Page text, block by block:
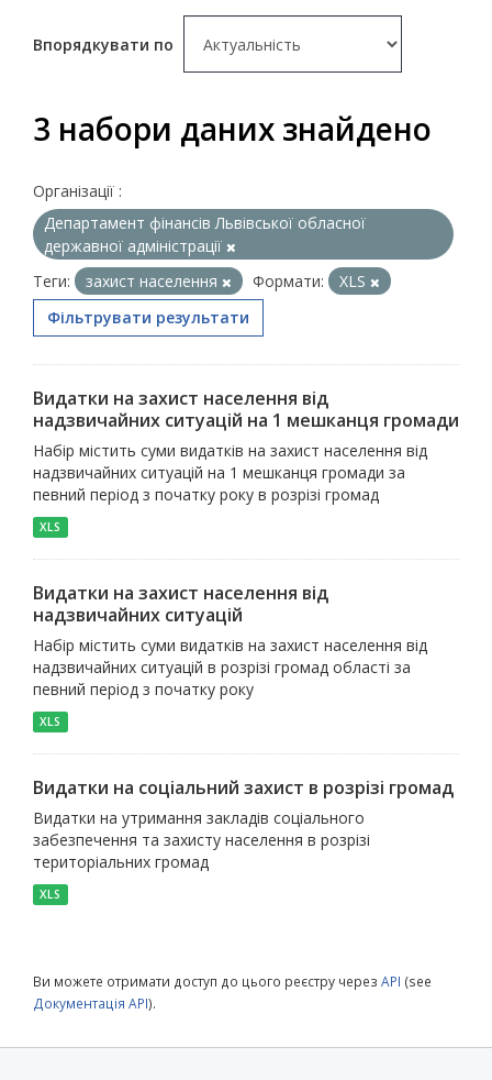
Впорядкувати по
3 набори даних знайдено
Організації :
Департамент фінансів Львівської обласної
державної адміністрації
Теги:
захист населення Формати:
XLS
Фільтрувати результати
Видатки на захист населення від
надзвичайних ситуацій на 1 мешканця громади
Набір містить суми видатків на захист населення від
надзвичайних ситуацій на 1 мешканця громади за
певний період з початку року в розрізі громад
XLS
Видатки на захист населення від
надзвичайних ситуацій
Набір містить суми видатків на захист населення від
надзвичайних ситуацій в розрізі громад області за
певний період з початку року
XLS
Видатки на соціальний захист в розрізі громад
Видатки на утримання закладів соціального
забезпечення та захисту населення в розрізі
територіальних громад
XLS
Ви можете отримати доступ до цього реєстру через API (see
Документація API).